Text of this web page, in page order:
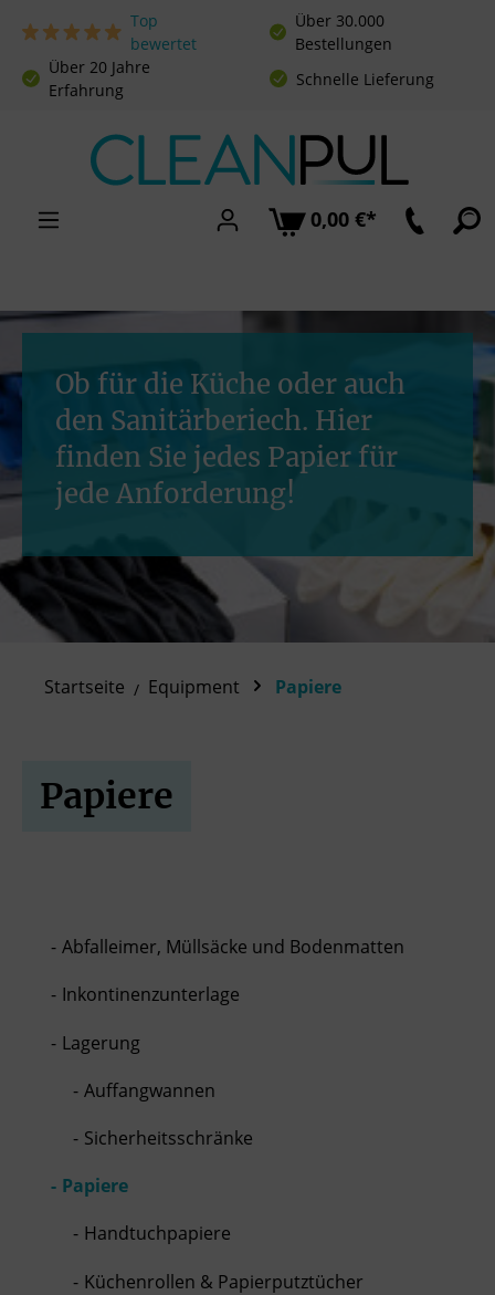
Zum Hauptinhalt springen
Top
bewertet
Über 30.000
Bestellungen
Über 20 Jahre
Erfahrung
Schnelle Lieferung
0,00 €*
Ob für die Küche oder auch
den Sanitärberiech. Hier
finden Sie jedes Papier für
jede Anforderung!
Startseite Equipment Papiere
Papiere
Abfalleimer, Müllsäcke und Bodenmatten
Inkontinenzunterlage
Lagerung
Auffangwannen
Sicherheitsschränke
Papiere
Handtuchpapiere
Küchenrollen & Papierputztücher